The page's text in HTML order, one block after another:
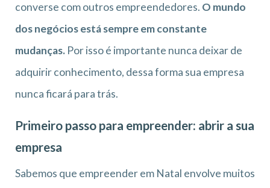
converse com outros empreendedores. O mundo
dos negócios está sempre em constante
mudanças. Por isso é importante nunca deixar de
adquirir conhecimento, dessa forma sua empresa
nunca ficará para trás.
Primeiro passo para empreender: abrir a sua
empresa
Sabemos que empreender em Natal envolve muitos